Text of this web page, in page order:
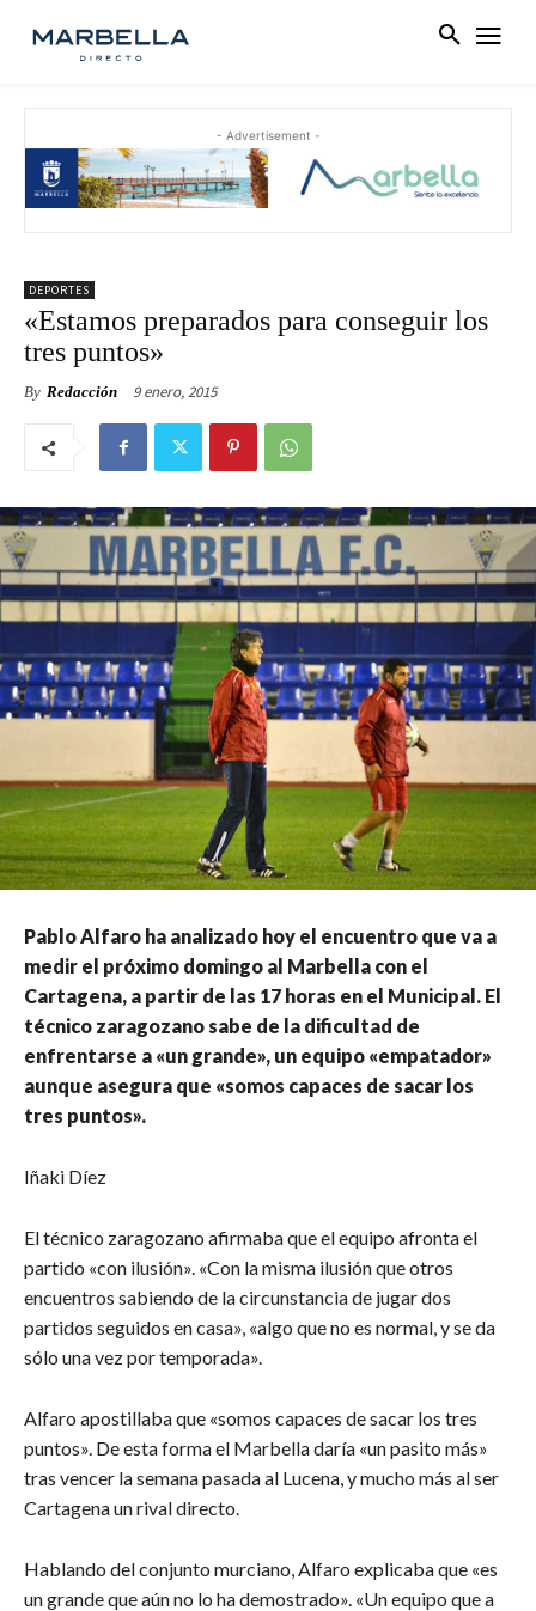
- Advertisement -
DEPORTES
«Estamos preparados para conseguir los
tres puntos»
By Redacción 9 enero, 2015
Pablo Alfaro ha analizado hoy el encuentro que va a
medir el próximo domingo al Marbella con el
Cartagena, a partir de las 17 horas en el Municipal. El
técnico zaragozano sabe de la dificultad de
enfrentarse a «un grande», un equipo «empatador»
aunque asegura que «somos capaces de sacar los
tres puntos».
Iñaki Díez
El técnico zaragozano afirmaba que el equipo afronta el
partido «con ilusión». «Con la misma ilusión que otros
encuentros sabiendo de la circunstancia de jugar dos
partidos seguidos en casa», «algo que no es normal, y se da
sólo una vez por temporada».
Alfaro apostillaba que «somos capaces de sacar los tres
puntos». De esta forma el Marbella daría «un pasito más»
tras vencer la semana pasada al Lucena, y mucho más al ser
Cartagena un rival directo.
Hablando del conjunto murciano, Alfaro explicaba que «es
un grande que aún no lo ha demostrado». «Un equipo que a